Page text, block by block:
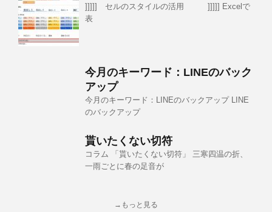
]]]]] セルのスタイルの活用 ]]]]] Excelで
表
今月のキーワード：LINEのバック
アップ
今月のキーワード：LINEのバックアップ LINE
のバックアップ
貰いたくない切符
コラム 「貰いたくない切符」 三寒四温の折、
一雨ごとに春の足音が
→もっと見る